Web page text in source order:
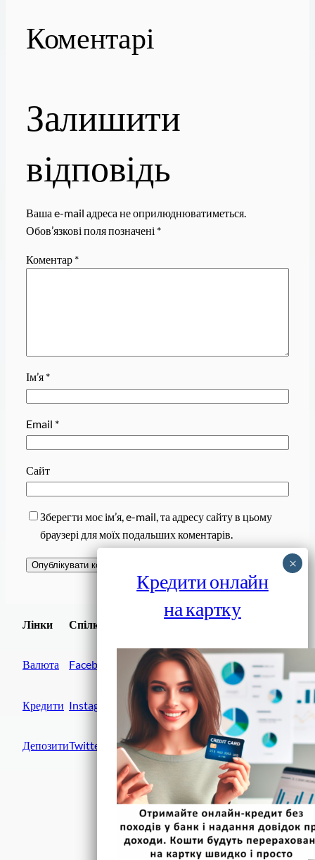
Коментарі
Залишити
відповідь
Ваша e-mail адреса не оприлюднюватиметься.
Обов’язкові поля позначені *
Коментар *
Ім’я *
Email *
Сайт
Зберегти моє ім’я, e-mail, та адресу сайту в цьому
браузері для моїх подальших коментарів.
Лінки
Валюта
Кредити
Депозити
Спілки
Facebook
Instagram
Twitter
Завантажити
Фінанси IN UA
вулиця Хрещатик, 14
Київ, 01001
Україна
Кредити онлайн
на картку